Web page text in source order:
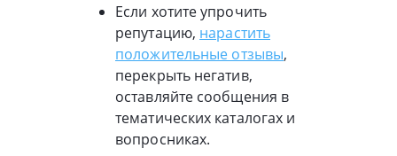
Если хотите упрочить
репутацию, нарастить
положительные отзывы,
перекрыть негатив,
оставляйте сообщения в
тематических каталогах и
вопросниках.